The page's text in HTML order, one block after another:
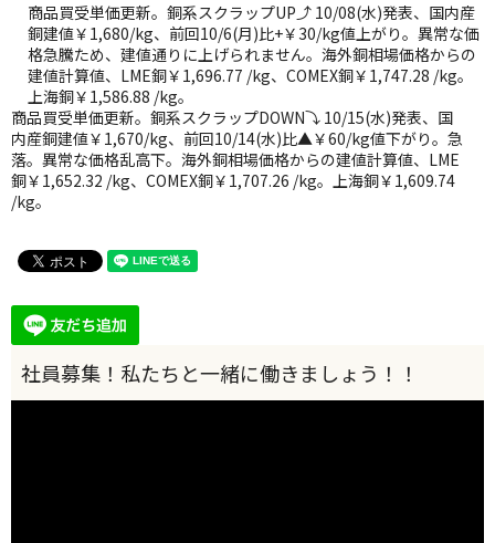
商品買受単価更新。銅系スクラップUP⤴ 10/08(水)発表、国内産
銅建値￥1,680/kg、前回10/6(月)比+￥30/kg値上がり。異常な価
格急騰ため、建値通りに上げられません。海外銅相場価格からの
建値計算値、LME銅￥1,696.77 /kg、COMEX銅￥1,747.28 /kg。
上海銅￥1,586.88 /kg。
商品買受単価更新。銅系スクラップDOWN⤵ 10/15(水)発表、国
内産銅建値￥1,670/kg、前回10/14(水)比▲￥60/kg値下がり。急
落。異常な価格乱高下。海外銅相場価格からの建値計算値、LME
銅￥1,652.32 /kg、COMEX銅￥1,707.26 /kg。上海銅￥1,609.74
/kg。